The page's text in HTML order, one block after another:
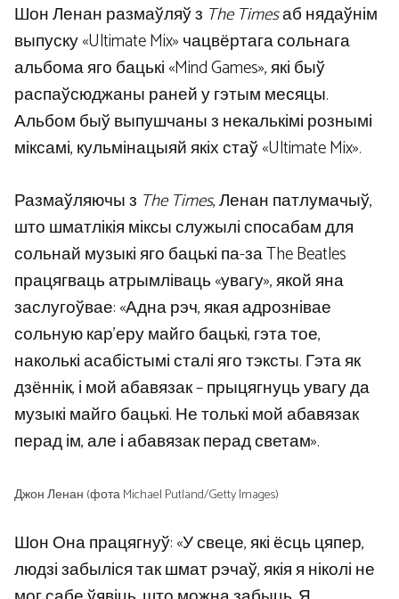
Шон Ленан размаўляў з The Timesаб нядаўнім
выпуску «Ultimate Mix» чацвёртага сольнага
альбома яго бацькі «Mind Games», які быў
распаўсюджаны раней у гэтым месяцы.
Альбом быў выпушчаны з некалькімі рознымі
міксамі, кульмінацыяй якіх стаў «Ultimate Mix».
Размаўляючы з The Times, Ленан патлумачыў,
што шматлікія міксы служылі спосабам для
сольнай музыкі яго бацькі па-за The Beatles
працягваць атрымліваць «увагу», якой яна
заслугоўвае: «Адна рэч, якая адрознівае
сольную кар’еру майго бацькі, гэта тое,
наколькі асабістымі сталі яго тэксты. Гэта як
дзённік, і мой абавязак – прыцягнуць увагу да
музыкі майго бацькі. Не толькі мой абавязак
перад ім, але і абавязак перад светам».
Джон Ленан (фота Michael Putland/Getty Images)
Шон Она працягнуў: «У свеце, які ёсць цяпер,
людзі забыліся так шмат рэчаў, якія я ніколі не